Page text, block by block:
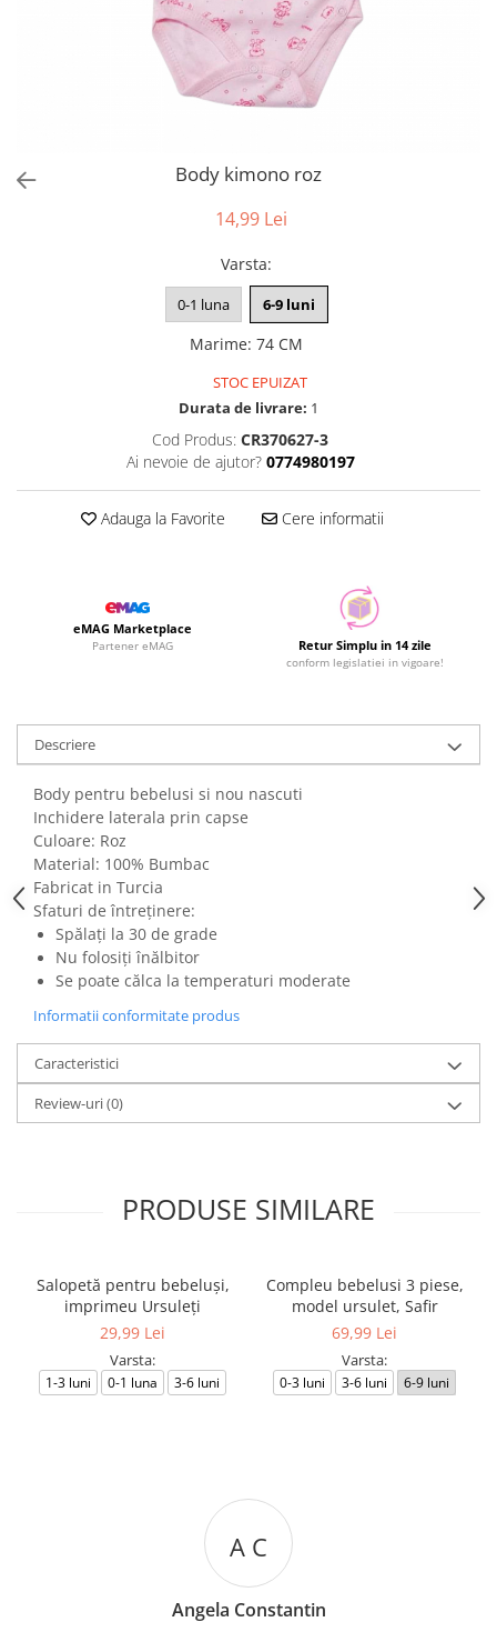
Body kimono roz
14,99 Lei
Varsta:
0-1 luna 6-9 luni
Marime: 74 CM
STOC EPUIZAT
Durata de livrare: 1
Cod Produs: CR370627-3
Ai nevoie de ajutor? 0774980197
Adauga la Favorite Cere informatii
eMAG Marketplace
Partener eMAG Retur Simplu in 14 zile
conform legislatiei in vigoare!
Descriere
Body pentru bebelusi si nou nascuti
Inchidere laterala prin capse
Culoare: Roz
Material: 100% Bumbac
Fabricat in Turcia
Sfaturi de întreținere:
Spălați la 30 de grade
Nu folosiți înălbitor
Se poate călca la temperaturi moderate
Informatii conformitate produs
Caracteristici
Review-uri(0)
PRODUSE SIMILARE
Salopetă pentru bebeluși,
imprimeu Ursuleți
29,99 Lei
Varsta:
1-3 luni 0-1 luna 3-6 luni
Compleu bebelusi 3 piese,
model ursulet, Safir
69,99 Lei
Varsta:
0-3 luni 3-6 luni 6-9 luni
A C
Angela Constantin